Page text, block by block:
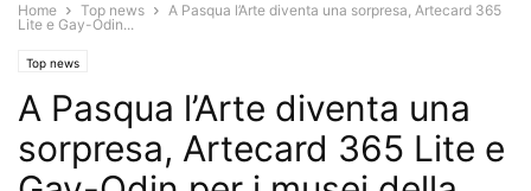
Home Top news
A Pasqua l’Arte diventa una sorpresa, Artecard 365
Lite e Gay-Odin...
Top news
A Pasqua l’Arte diventa una
sorpresa, Artecard 365 Lite e